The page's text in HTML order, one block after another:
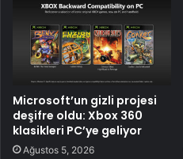
Microsoft’un gizli projesi
deşifre oldu: Xbox 360
klasikleri PC’ye geliyor
Ağustos 5, 2026